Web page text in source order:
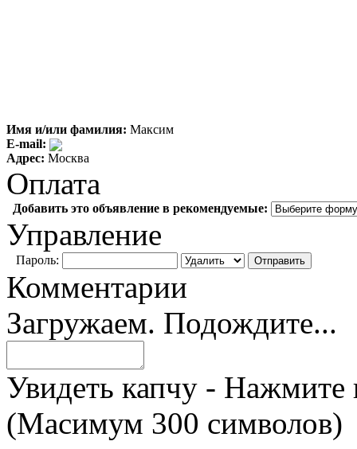
Имя и/или фамилия: Максим
E-mail:
Адрес: Москва
Оплата
Добавить это объявление в рекомендуемые:
Управление
Пароль:
Комментарии
Загружаем. Подождите...
Увидеть капчу - Нажмите
(Масимум 300 символов)